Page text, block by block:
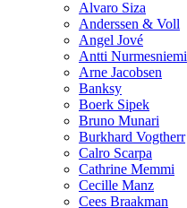
Alvaro Siza
Anderssen & Voll
Angel Jové
Antti Nurmesniemi
Arne Jacobsen
Banksy
Boerk Sipek
Bruno Munari
Burkhard Vogtherr
Calro Scarpa
Cathrine Memmi
Cecille Manz
Cees Braakman